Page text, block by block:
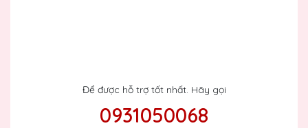
Để được hỗ trợ tốt nhất. Hãy gọi
0931050068